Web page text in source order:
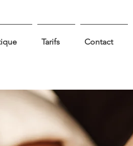
Tarifs Contact